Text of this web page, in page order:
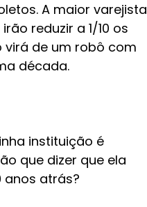
A maior varejista
reduzir a 1/10 os
virá de um robô com
década.
instituição é
que dizer que ela
anos atrás?